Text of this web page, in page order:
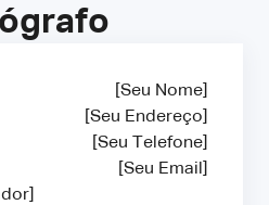
[Seu Nome]
[Seu Endereço]
[Seu Telefone]
[Seu Email]